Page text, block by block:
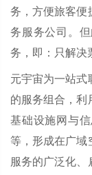
务，方便旅客便
务服务公司。
务，即：只解决
元宇宙为一站式
的服务组合，利
基础设施网与
等，形成在广域
服务的广泛化、